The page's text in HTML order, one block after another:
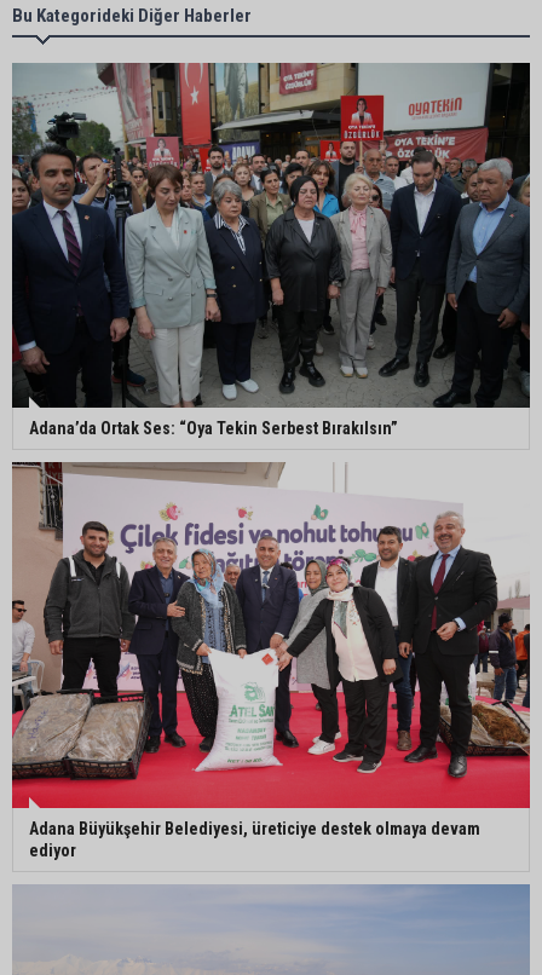
Adana’da taziye evinde silahlı kavga kamerada:
Çok sayıda polis ekibi olay yerine sevk edildi
Adana’da parktaki OED cihazını çalan şüpheli
tutuklandı
Seyhan’da fırın ve pastanelere hijyen denetimi
gerçekleştirildi
Eski polis memuru Ergün Karakaya’nın
öldürüldüğü silahlı kavganın görüntüleri ortaya
çıktı
İmamoğlu’nda hijyen ve etiket kontrolü
Mustafa Özkan: "Yüreğir Belediye Başkan
Vekilliği seçimine ilişkin hukuki süreç başlatıldı"
Bu Kategorideki Diğer Haberler
Adana’da Ortak Ses: “Oya Tekin Serbest Bırakılsın”
Adana Büyükşehir Belediyesi, üreticiye destek olmaya devam
ediyor